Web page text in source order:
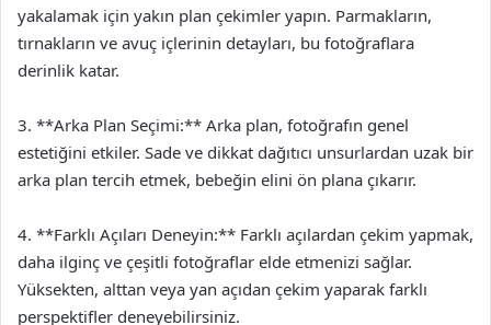
yakalamak için yakın plan çekimler yapın. Parmakların,
tırnakların ve avuç içlerinin detayları, bu fotoğraflara
derinlik katar.
3. **Arka Plan Seçimi:** Arka plan, fotoğrafın genel
estetiğini etkiler. Sade ve dikkat dağıtıcı unsurlardan uzak bir
arka plan tercih etmek, bebeğin elini ön plana çıkarır.
4. **Farklı Açıları Deneyin:** Farklı açılardan çekim yapmak,
daha ilginç ve çeşitli fotoğraflar elde etmenizi sağlar.
Yüksekten, alttan veya yan açıdan çekim yaparak farklı
perspektifler deneyebilirsiniz.